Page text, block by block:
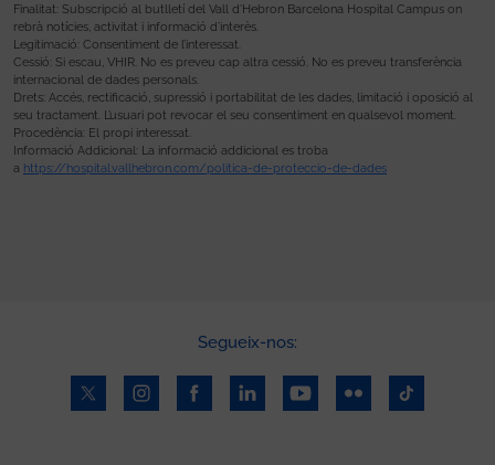
Finalitat: Subscripció al butlletí del Vall d’Hebron Barcelona Hospital Campus on
rebrà notícies, activitat i informació d’interès.
Legitimació: Consentiment de l’interessat.
Cessió: Si escau, VHIR. No es preveu cap altra cessió. No es preveu transferència
internacional de dades personals.
Drets: Accés, rectificació, supressió i portabilitat de les dades, limitació i oposició al
seu tractament. L’usuari pot revocar el seu consentiment en qualsevol moment.
Procedència: El propi interessat.
Informació Addicional: La informació addicional es troba
a https://hospital.vallhebron.com/politica-de-proteccio-de-dades
Segueix-nos: